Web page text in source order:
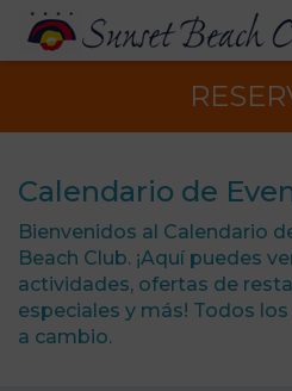
Calendario de
Bienvenidos al Calendario
Beach Club. ¡Aquí puedes
actividades, ofertas de
especiales y más! Todos
a cambio.